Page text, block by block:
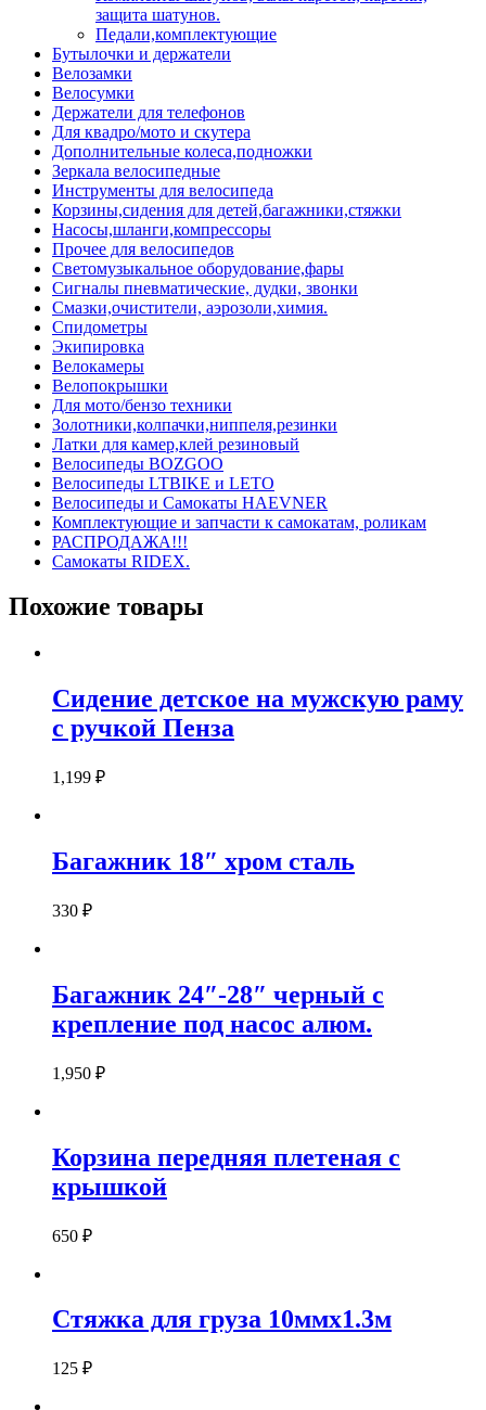
защита шатунов.
Педали,комплектующие
Бутылочки и держатели
Велозамки
Велосумки
Держатели для телефонов
Для квадро/мото и скутера
Дополнительные колеса,подножки
Зеркала велосипедные
Инструменты для велосипеда
Корзины,сидения для детей,багажники,стяжки
Насосы,шланги,компрессоры
Прочее для велосипедов
Светомузыкальное оборудование,фары
Сигналы пневматические, дудки, звонки
Смазки,очистители, аэрозоли,химия.
Спидометры
Экипировка
Велокамеры
Велопокрышки
Для мото/бензо техники
Золотники,колпачки,ниппеля,резинки
Латки для камер,клей резиновый
Велосипеды BOZGOO
Велосипеды LTBIKE и LETO
Велосипеды и Самокаты HAEVNER
Комплектующие и запчасти к самокатам, роликам
РАСПРОДАЖА!!!
Самокаты RIDEX.
Похожие товары
Сидение детское на мужскую раму
с ручкой Пенза
1,199 ₽
Багажник 18″ хром сталь
330 ₽
Багажник 24″-28″ черный с
крепление под насос алюм.
1,950 ₽
Корзина передняя плетеная с
крышкой
650 ₽
Стяжка для груза 10ммх1.3м
125 ₽